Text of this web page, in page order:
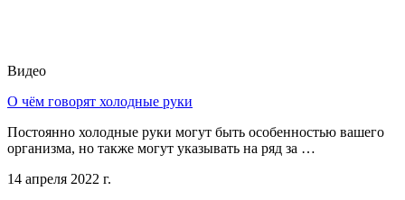
Видео
О чём говорят холодные руки
Постоянно холодные руки могут быть особенностью вашего
организма, но также могут указывать на ряд за …
14 апреля 2022 г.